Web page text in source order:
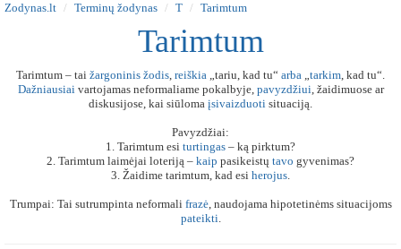
Zodynas.lt Terminų žodynas T Tarimtum
Tarimtum
Tarimtum – tai žargoninis žodis, reiškia „tariu, kad tu“ arba „tarkim, kad tu“.
Dažniausiaivartojamas neformaliame pokalbyje, pavyzdžiui, žaidimuose ar
diskusijose, kai siūloma įsivaizduoti situaciją.
Pavyzdžiai:
1. Tarimtum esi turtingas – ką pirktum?
2. Tarimtum laimėjai loteriją – kaip pasikeistų tavo gyvenimas?
3. Žaidime tarimtum, kad esi herojus.
Trumpai: Tai sutrumpinta neformali frazė, naudojama hipotetinėms situacijoms
pateikti.